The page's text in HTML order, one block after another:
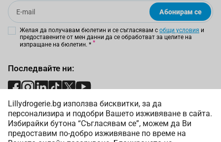
Lillydrogerie.bg използва бисквитки, за да
персонализира и подобри Вашето изживяване в сайта.
Избирайки бутона “Съгласявам се”, можем да Ви
предоставим по-добро изживяване по време на
Email
Абонирам се
Желая да получавам бюлетин и се съгласявам с общи условия и
предоставените от мен данни да се обработват за целите на
изпращане на бюлетин. *
Последвайте ни:
Начини на плащане: